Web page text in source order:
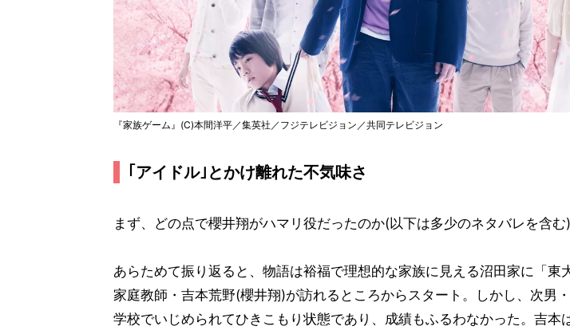
『家族ゲーム』(C)本間洋平／集英社／フジテレビジョン／共同テレビジョン
｢アイドル｣とかけ離れた不気味さ
まず、どの点で櫻井翔がハマリ役だったのか(以下は多少のネタバレを含む)
あらためて振り返ると、物語は裕福で理想的な家族に見える沼田家に「東
家庭教師・吉本荒野(櫻井翔)が訪れるところからスタート。しかし、次男
学校でいじめられてひきこもり状態であり、成績もふるわなかった。吉本